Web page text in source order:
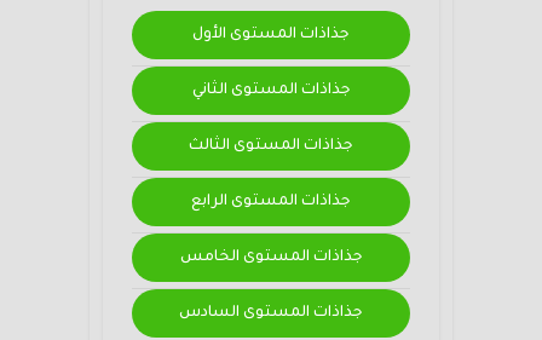
جذاذات المستوى الأول
جذاذات المستوى الثاني
جذاذات المستوى الثالث
جذاذات المستوى الرابع
جذاذات المستوى الخامس
جذاذات المستوى السادس